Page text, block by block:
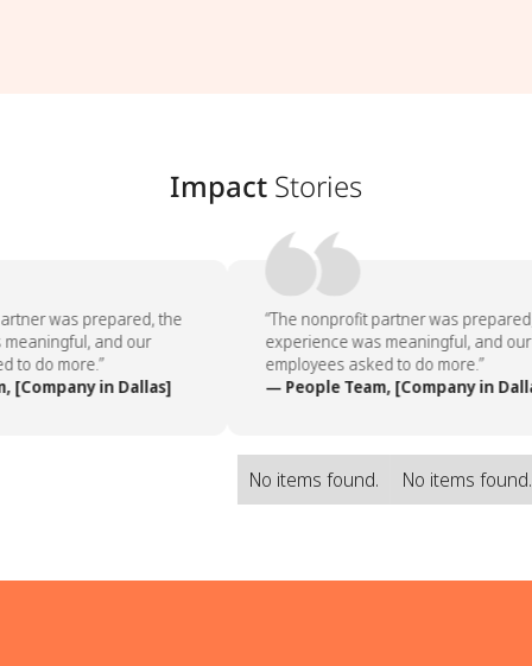
Impact Stories
was prepared, the
and our
to do more.”
[Company in Dallas]
“The nonprofit partner was
experience was meaningful, and our
employees asked to do more.”
— People Team, [Company in
No items found. No items